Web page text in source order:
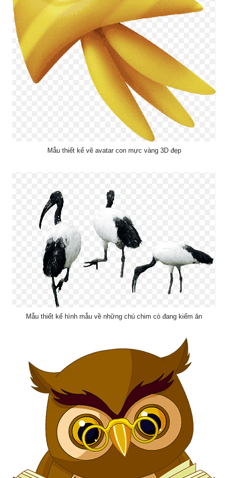
Mẫu thiết kế vẽ avatar con mực vàng 3D đẹp
Mẫu thiết kế hình mẫu về những chú chim cò đang kiếm ăn